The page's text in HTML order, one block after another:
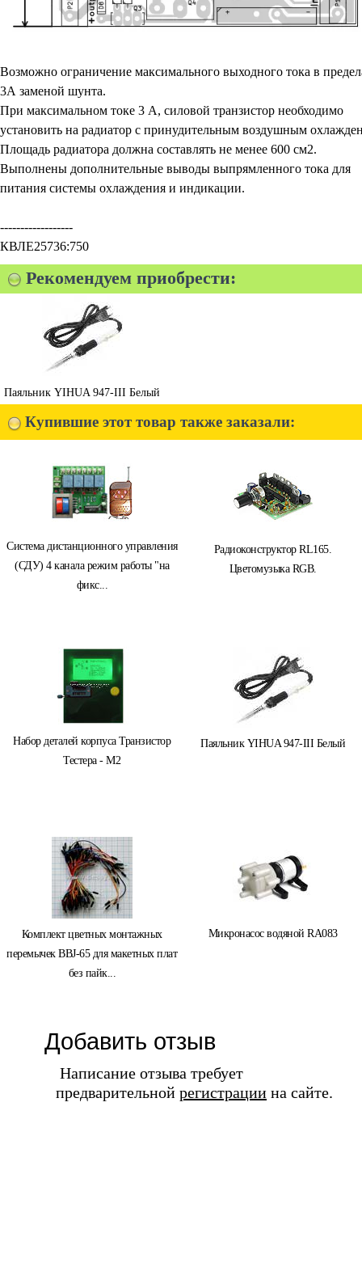
Возможно ограничение максимального выходного тока в
3А заменой шунта.
При максимальном токе 3 А, силовой транзистор необходимо
установить на радиатор с принудительным воздушным
Площадь радиатора должна составлять не менее 600 см2.
Выполнены дополнительные выводы выпрямленного тока для
питания системы охлаждения и индикации.
------------------
КВЛЕ25736:750
Рекомендуем приобрести:
Паяльник YIHUA 947-III Белый
Купившие этот товар также заказали:
Система дистанционного управления
(СДУ) 4 канала режим работы "на
фикс...
Радиоконструктор RL165.
Цветомузыка RGB.
Набор деталей корпуса Транзистор
Тестера - М2
Паяльник YIHUA 947-III Белый
Комплект цветных монтажных
перемычек BBJ-65 для макетных плат
без пайк...
Микронасос водяной RA083
Добавить отзыв
Написание отзыва требует
предварительной регистрации на сайте.